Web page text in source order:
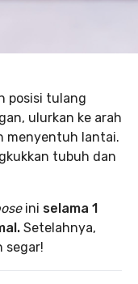
posisi tulang
ulurkan ke arah
menyentuh lantai.
tubuh dan
ini selama 1
Setelahnya,
segar!